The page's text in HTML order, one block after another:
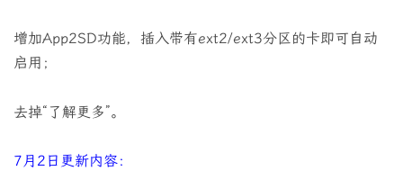
增加App2SD功能，插入带有ext2/ext3分区的卡即可自动
启用；
去掉“了解更多”。
7月2日更新内容：